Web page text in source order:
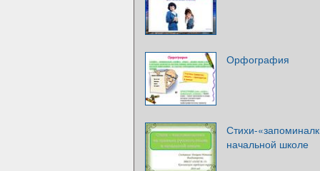
Орфография
Стихи-
начальной школе